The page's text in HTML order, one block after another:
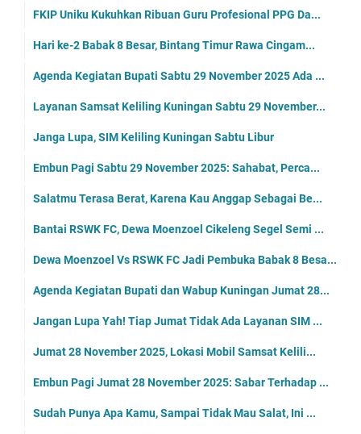
FKIP Uniku Kukuhkan Ribuan Guru Profesional PPG Da...
Hari ke-2 Babak 8 Besar, Bintang Timur Rawa Cingam...
Agenda Kegiatan Bupati Sabtu 29 November 2025 Ada ...
Layanan Samsat Keliling Kuningan Sabtu 29 November...
Janga Lupa, SIM Keliling Kuningan Sabtu Libur
Embun Pagi Sabtu 29 November 2025: Sahabat, Perca...
Salatmu Terasa Berat, Karena Kau Anggap Sebagai Be...
Bantai RSWK FC, Dewa Moenzoel Cikeleng Segel Semi ...
Dewa Moenzoel Vs RSWK FC Jadi Pembuka Babak 8 Besa...
Agenda Kegiatan Bupati dan Wabup Kuningan Jumat 28...
Jangan Lupa Yah! Tiap Jumat Tidak Ada Layanan SIM ...
Jumat 28 November 2025, Lokasi Mobil Samsat Kelili...
Embun Pagi Jumat 28 November 2025: Sabar Terhadap ...
Sudah Punya Apa Kamu, Sampai Tidak Mau Salat, Ini ...